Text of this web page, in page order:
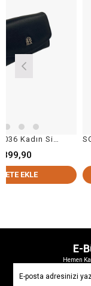
SOSELA 56-4036 Kadın Siyah Cüzdan
E-
Hemen